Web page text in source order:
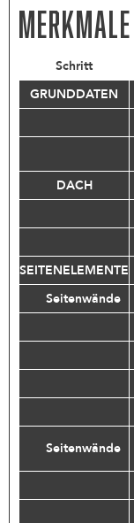
Merkmale
Schritt
GRUNDDATEN
DACH
SEITENELEMENTE
Seitenwände
Seitenwände